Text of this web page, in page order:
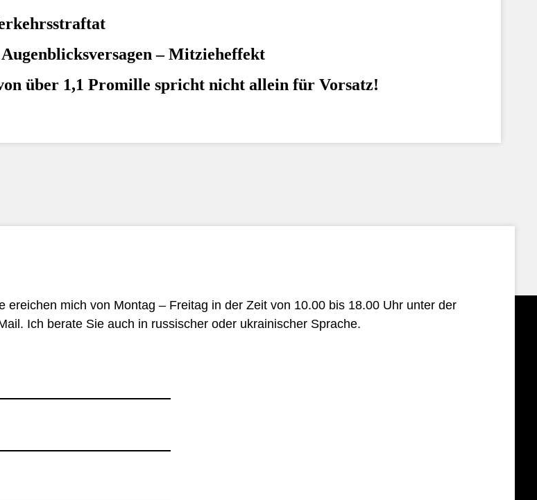
– Mitzieheffekt
über 1,1 Promille spricht nicht allein für Vorsatz!
ereichen mich von Montag – Freitag in der Zeit von 10.00 bis 18.00 Uhr unter der
Ich berate Sie auch in russischer oder ukrainischer Sprache.